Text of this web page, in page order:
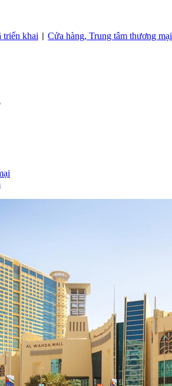
triển khai
Cửa hàng, Trung tâm thương mại